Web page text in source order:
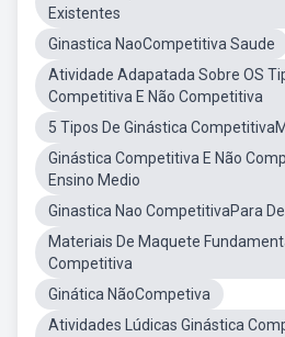
Existentes
Ginastica NaoCompetitiva Saude
Atividade Adapatada Sobre OS
Competitiva E Não Competitiva
5 Tipos De Ginástica
Ginástica Competitiva E Não
Ensino Medio
Ginastica Nao CompetitivaPara
Materiais De Maquete
Competitiva
Ginática NãoCompetiva
Atividades Lúdicas Ginástica